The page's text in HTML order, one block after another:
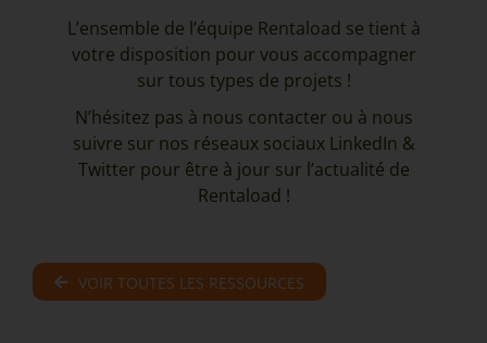
L’ensemble de l’équipe Rentaload se tient à
votre disposition pour vous accompagner
sur tous types de projets !
N’hésitez pas à nous contacter ou à nous
suivre sur nos réseaux sociaux LinkedIn &
Twitter pour être à jour sur l’actualité de
Rentaload !
VOIR TOUTES LES RESSOURCES